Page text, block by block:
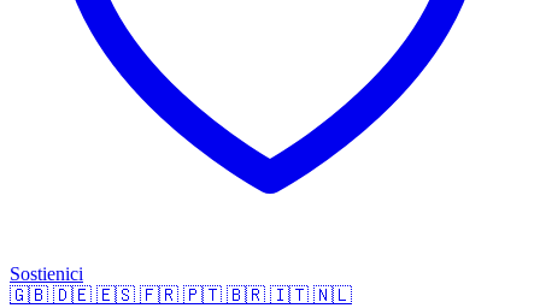
Sostienici
🇬🇧 🇩🇪 🇪🇸 🇫🇷 🇵🇹 🇧🇷 🇮🇹 🇳🇱